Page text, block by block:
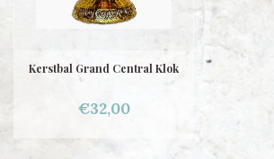
Kerstbal Grand Central Klok
€32,00